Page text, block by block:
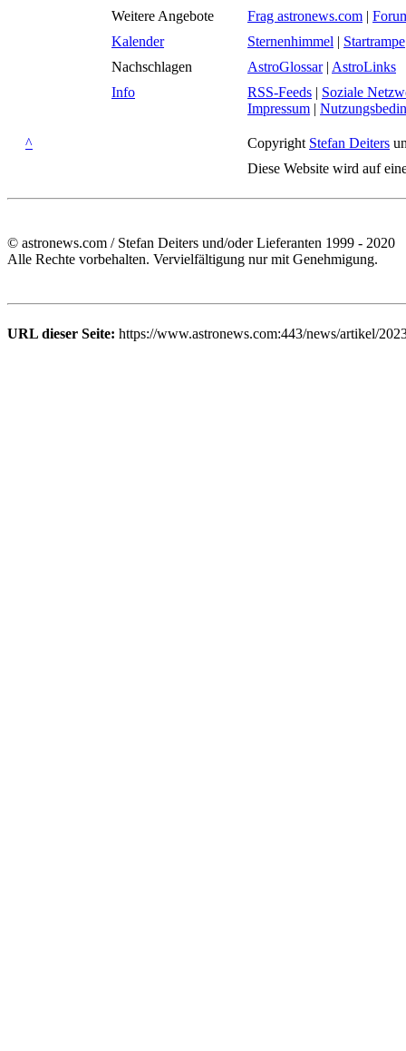
Weitere Angebote Frag astronews.com |
Kalender
Sternenhimmel | Startrampe
Nachschlagen
AstroGlossar| AstroLinks
Info
RSS-Feeds | Soziale
Impressum |
^ Copyright Stefan Deiters
Diese Website wird auf
© astronews.com / Stefan Deiters und/oder Lieferanten 1999 - 2020
Alle Rechte vorbehalten. Vervielfältigung nur mit Genehmigung.
URL dieser Seite: https://www.astronews.com:443/news/artikel/